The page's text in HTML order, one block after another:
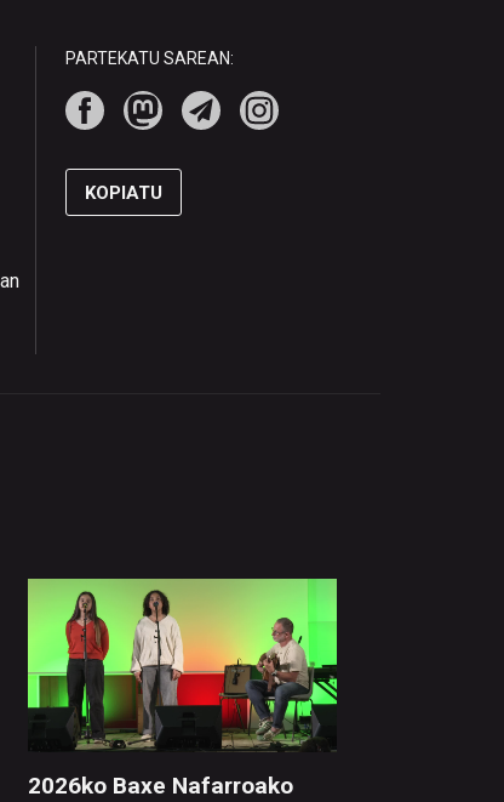
PARTEKATU SAREAN:
KOPIATU
2026ko Baxe Nafarroako